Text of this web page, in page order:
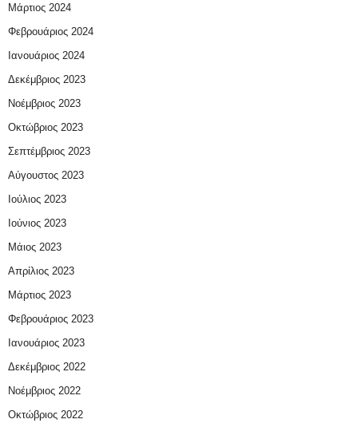
Μάρτιος 2024
Φεβρουάριος 2024
Ιανουάριος 2024
Δεκέμβριος 2023
Νοέμβριος 2023
Οκτώβριος 2023
Σεπτέμβριος 2023
Αύγουστος 2023
Ιούλιος 2023
Ιούνιος 2023
Μάιος 2023
Απρίλιος 2023
Μάρτιος 2023
Φεβρουάριος 2023
Ιανουάριος 2023
Δεκέμβριος 2022
Νοέμβριος 2022
Οκτώβριος 2022